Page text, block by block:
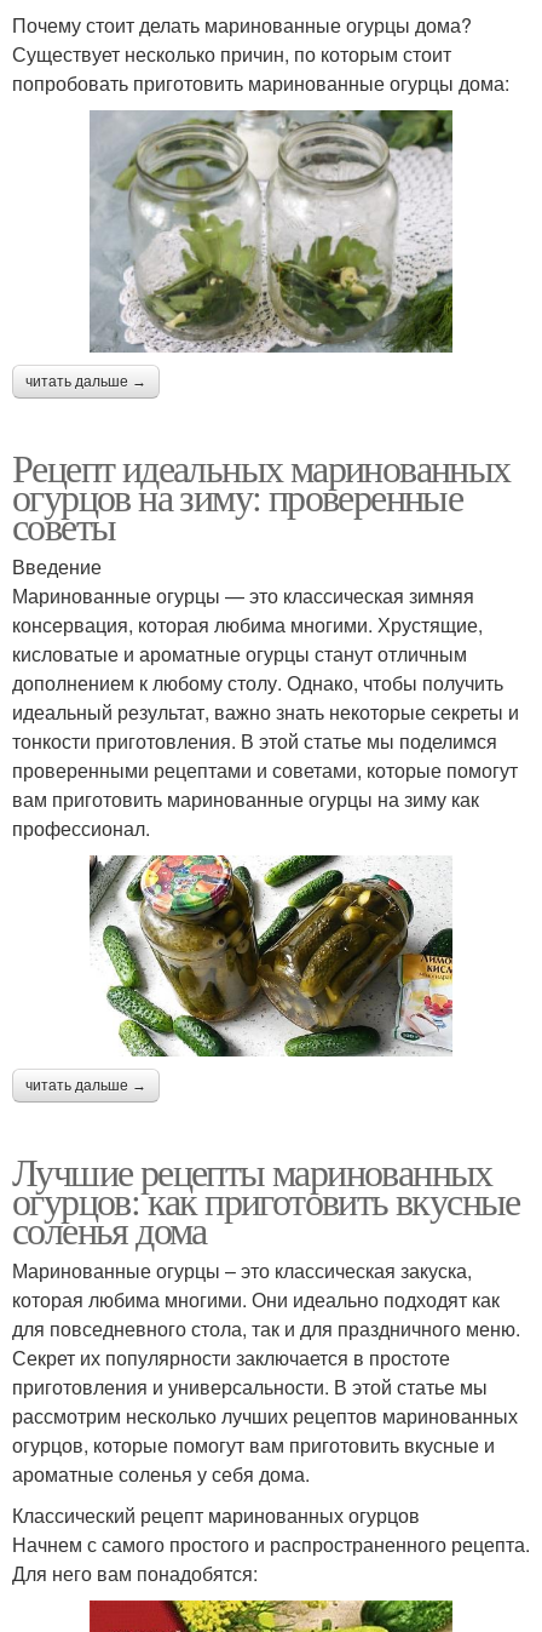
Почему стоит делать маринованные огурцы дома?
Существует несколько причин, по которым стоит
попробовать приготовить маринованные огурцы дома:
читать дальше →
Рецепт идеальных маринованных
огурцов на зиму: проверенные
советы
Введение
Маринованные огурцы — это классическая зимняя
консервация, которая любима многими. Хрустящие,
кисловатые и ароматные огурцы станут отличным
дополнением к любому столу. Однако, чтобы получить
идеальный результат, важно знать некоторые секреты и
тонкости приготовления. В этой статье мы поделимся
проверенными рецептами и советами, которые помогут
вам приготовить маринованные огурцы на зиму как
профессионал.
читать дальше →
Лучшие рецепты маринованных
огурцов: как приготовить вкусные
соленья дома
Маринованные огурцы – это классическая закуска,
которая любима многими. Они идеально подходят как
для повседневного стола, так и для праздничного меню.
Секрет их популярности заключается в простоте
приготовления и универсальности. В этой статье мы
рассмотрим несколько лучших рецептов маринованных
огурцов, которые помогут вам приготовить вкусные и
ароматные соленья у себя дома.
Классический рецепт маринованных огурцов
Начнем с самого простого и распространенного рецепта.
Для него вам понадобятся: